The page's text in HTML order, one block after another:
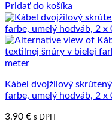
Pridať do košíka
Kábel dvojžilový
farbe, umelý hodváb, 2 x
3.90 € s DPH